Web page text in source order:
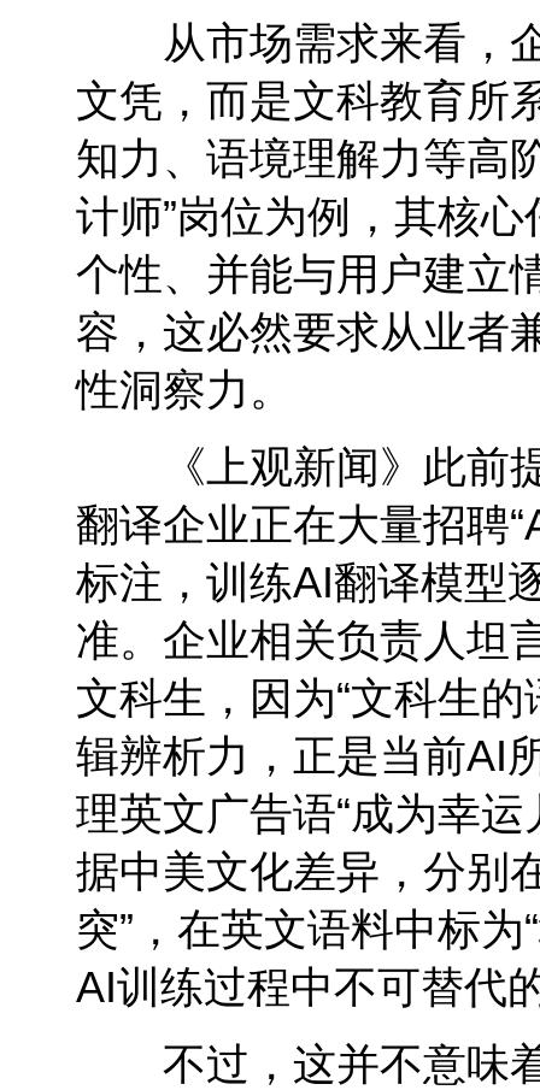
从市场需求来看，企
文凭，而是文科教育所
知力、语境理解力等高
计师”岗位为例，其核
个性、并能与用户建立
容，这必然要求从业者
性洞察力。
《上观新闻》此前提
翻译企业正在大量招聘
标注，训练AI翻译模型
准。企业相关负责人坦
文科生，因为“文科生
辑辨析力，正是当前AI
理英文广告语“成为幸
据中美文化差异，分别
突”，在英文语料中标
AI训练过程中不可替代
不过，这并不意味着